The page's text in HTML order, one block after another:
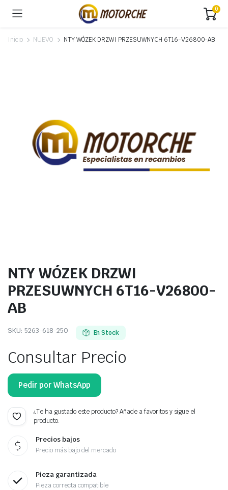
0
Inicio NUEVO NTY WÓZEK DRZWI PRZESUWNYCH 6T16-V26800-AB
NTY WÓZEK DRZWI
PRZESUWNYCH 6T16-V26800-
AB
SKU: 5263-618-250 En Stock
Consultar Precio
Pedir por WhatsApp
¿Te ha gustado este producto? Añade a favoritos y sigue el
producto.
Precios bajos
Precio más bajo del mercado
Pieza garantizada
Pieza correcta compatible